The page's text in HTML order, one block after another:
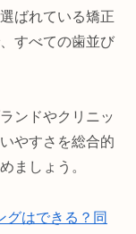
ばれている矯正
すべての歯並び
ンドやクリニッ
やすさを総合的
ましょう。
グはできる？同